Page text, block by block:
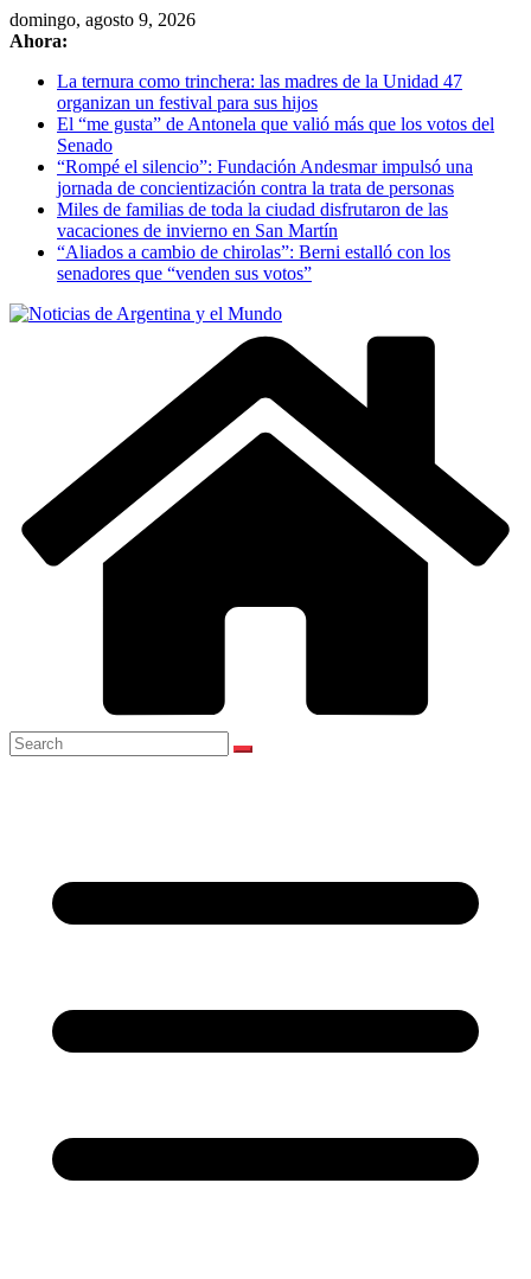
Skip
to
domingo, agosto 9, 2026
Ahora:
La ternura como trinchera: las madres de la Unidad 47
organizan un festival para sus hijos
El “me gusta” de Antonela que valió más que los votos del
Senado
“Rompé el silencio”: Fundación Andesmar impulsó una
jornada de concientización contra la trata de personas
Miles de familias de toda la ciudad disfrutaron de las
vacaciones de invierno en San Martín
“Aliados a cambio de chirolas”: Berni estalló con los
senadores que “venden sus votos”